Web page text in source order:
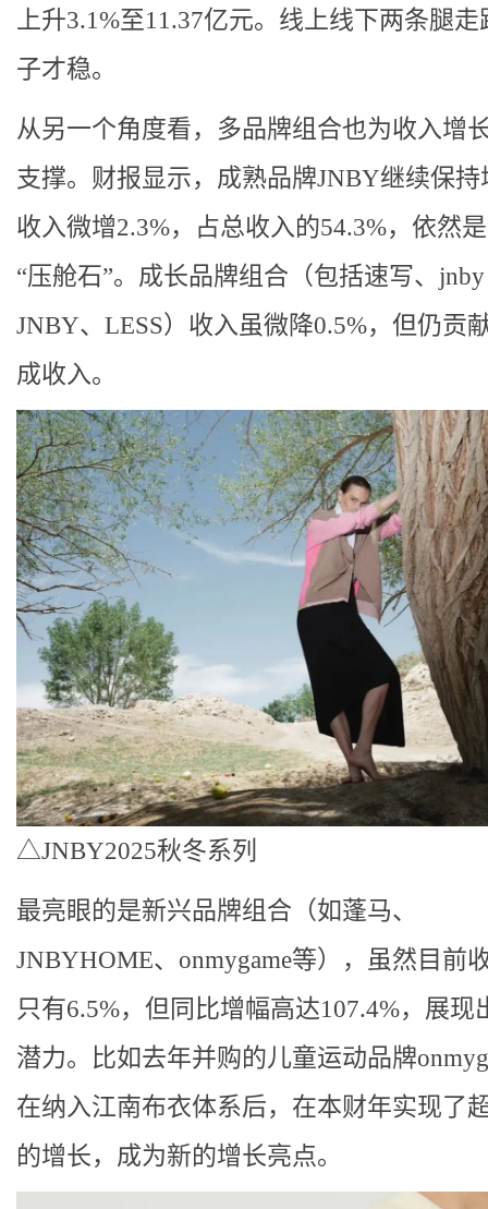
上升3.1%至11.37亿元。线上线下两条腿
子才稳。
从另一个角度看，多品牌组合也为收入增
支撑。财报显示，成熟品牌JNBY继续保持
收入微增2.3%，占总收入的54.3%，依然
“压舱石”。成长品牌组合（包括速写、
JNBY、LESS）收入虽微降0.5%，但仍贡
成收入。
△JNBY2025秋冬系列
最亮眼的是新兴品牌组合（如蓬马、
JNBYHOME、onmygame等），虽然目前
只有6.5%，但同比增幅高达107.4%，展现
潜力。比如去年并购的儿童运动品牌
在纳入江南布衣体系后，在本财年实现了
的增长，成为新的增长亮点。